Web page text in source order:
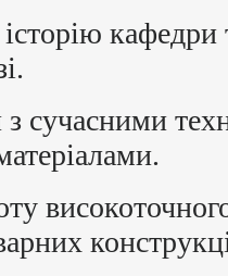
кафедри
сучасними